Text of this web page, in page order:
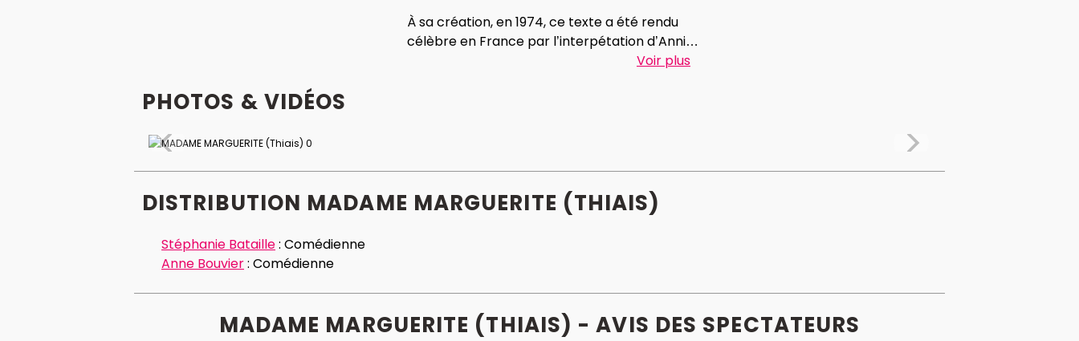
À sa création, en 1974, ce texte a été rendu
célèbre en France par l’interpétation d’Annie
Girardot. “Quarante après, voici une nouvelle
Athayde.
Voir plus
PHOTOS & VIDÉOS
DISTRIBUTION MADAME MARGUERITE (THIAIS)
Stéphanie Bataille: Comédienne
Anne Bouvier: Comédienne
MADAME MARGUERITE (THIAIS) - AVIS DES SPECTATEURS